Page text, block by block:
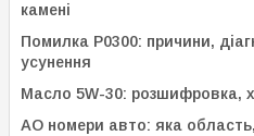
камені
Помилка P0300: причини,
усунення
Масло 5W-30: розшифровка,
АО номери авто: яка область,